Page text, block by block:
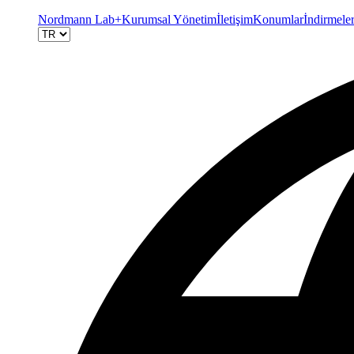
Nordmann Lab+Kurumsal YönetimİletişimKonumlarİndirmeler